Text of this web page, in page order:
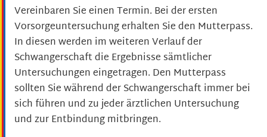
Vereinbaren Sie einen Termin. Bei der ersten
Vorsorgeuntersuchung erhalten Sie den Mutterpass.
In diesen werden im weiteren Verlauf der
Schwangerschaft die Ergebnisse sämtlicher
Untersuchungen eingetragen. Den Mutterpass
sollten Sie während der Schwangerschaft immer bei
sich führen und zu jeder ärztlichen Untersuchung
und zur Entbindung mitbringen.